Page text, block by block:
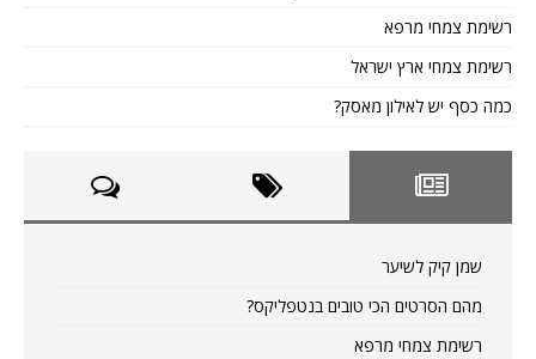
רשימת צמחי מרפא
רשימת צמחי ארץ ישראל
כמה כסף יש לאילון מאסק?
שמן קיק לשיער
מהם הסרטים הכי טובים בנטפליקס?
רשימת צמחי מרפא